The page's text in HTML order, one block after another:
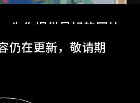
为你提供最好的网站
仍在更新，敬请期
更多